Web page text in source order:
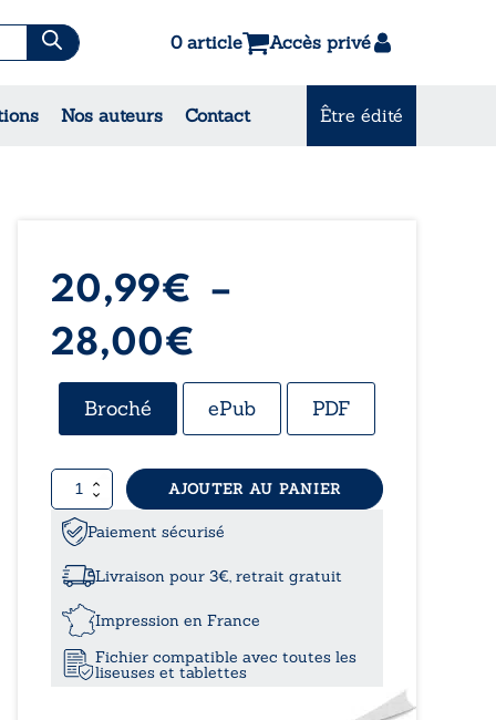
0 article Accès privé
Nos auteurs Contact Être édité
& Contes
20,99€ –
28,00€
de
20,99€
28,00€
Broché ePub PDF
quantité
de
The
Eagles
n’arrive
sans
une
mauvaise
AJOUTER AU PANIER
Paiement sécurisé
Livraison pour 3€, retrait gratuit
Impression en France
Fichier compatible avec toutes les
liseuses et tablettes